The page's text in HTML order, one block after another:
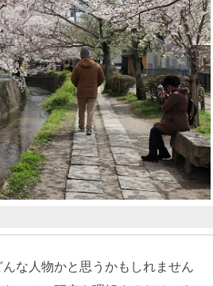
な人物かと思うかもしれません